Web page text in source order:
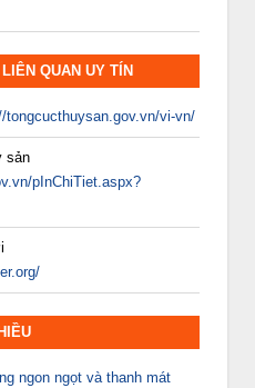
QUAN UY TÍN
tongcucthuysan.gov.vn/vi-vn/
sản
pInChiTiet.aspx?
ngon ngọt và thanh mát